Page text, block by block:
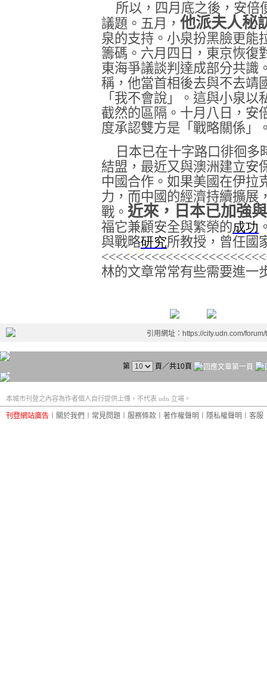
所以，四月底之後，安倍
議題。五月， 他派夫人秘
泉的支持。小泉扮黑臉更能
籌碼。 六月四日 ，東京恢復
東海爭議談判達成部分共識
稱，他當首相後去與不去靖
「我不會說」。這與小泉以
截然的區隔。 十月八日 ，安
度承認雙方是「戰略關係」
日本已在十字路口徘徊
結盟，最近又與澳洲建立安
中國合作。如果美國在伊拉
力，而中國的經濟持續擴展
戰。 近來，日本已加強與
福它兼顧安全與繁榮的成功
與戰略研究所教授，曾任國
林的文章常常有些需要進一
引用網址：https://city.udn.com/
第 頁／共10頁
本城市刊登之內容為作者個人自行提供上傳，不代表 udn 立場。
刊登網站廣告 關於我們 常見問題 服務條款 著作權聲明 隱私權聲明 客服